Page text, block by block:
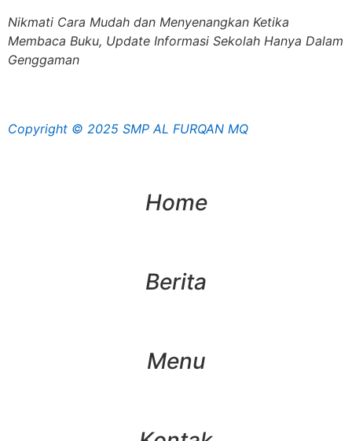
Nikmati Cara Mudah dan Menyenangkan Ketika
Membaca Buku, Update Informasi Sekolah Hanya Dalam
Genggaman
Copyright © 2025 SMP AL FURQAN MQ
Home
Berita
Menu